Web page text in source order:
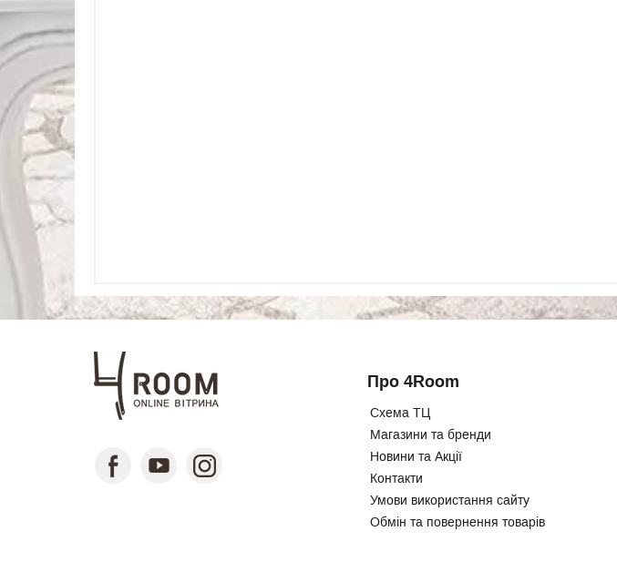
Про 4Room
Схема ТЦ
Магазини та бренди
Новини та Акції
Контакти
Умови використання сайту
Обмін та повернення товарів